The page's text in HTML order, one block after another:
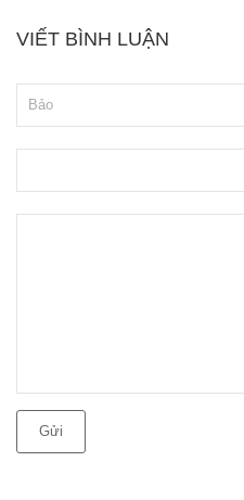
VIẾT BÌNH LUẬN
Gửi